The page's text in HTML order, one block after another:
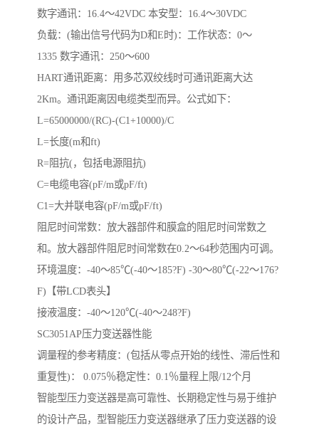
数字通讯：16.4～42VDC 本安型：16.4～30VDC
负载：(输出信号代码为D和E时)：工作状态：0～
1335 数字通讯：250～600
HART通讯距离：用多芯双绞线时可通讯距离大达
2Km。通讯距离因电缆类型而异。公式如下：
L=65000000/(RC)-(C1+10000)/C
L=长度(m和ft)
R=阻抗(，包括电源阻抗)
C=电缆电容(pF/m或pF/ft)
C1=大并联电容(pF/m或pF/ft)
阻尼时间常数：放大器部件和膜盒的阻尼时间常数之
和。放大器部件阻尼时间常数在0.2～64秒范围内可调。
环境温度：-40～85℃(-40～185?F) -30～80℃(-22～176?
F)【带LCD表头】
接液温度：-40～120℃(-40～248?F)
SC3051AP压力变送器性能
调量程的参考精度：(包括从零点开始的线性、滞后性和
重复性)： 0.075％稳定性：0.1％量程上限/12个月
智能型压力变送器是高可靠性、长期稳定性与易于维护
的设计产品，型智能压力变送器继承了压力变送器的设